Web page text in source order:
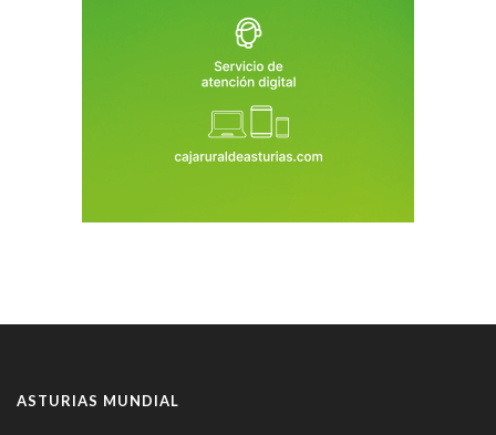
ASTURIAS MUNDIAL